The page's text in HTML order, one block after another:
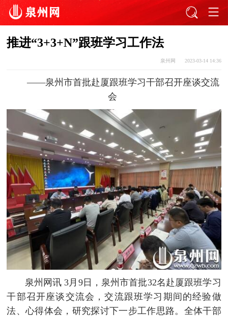
​推进“3+3+N”跟班学习工作法
泉州网 2023-03-14 14:36
——泉州市首批赴厦跟班学习干部召开座谈交流
会
泉州网讯 3月9日，泉州市首批32名赴厦跟班学习
干部召开座谈交流会，交流跟班学习期间的经验做
法、心得体会，研究探讨下一步工作思路。全体干部